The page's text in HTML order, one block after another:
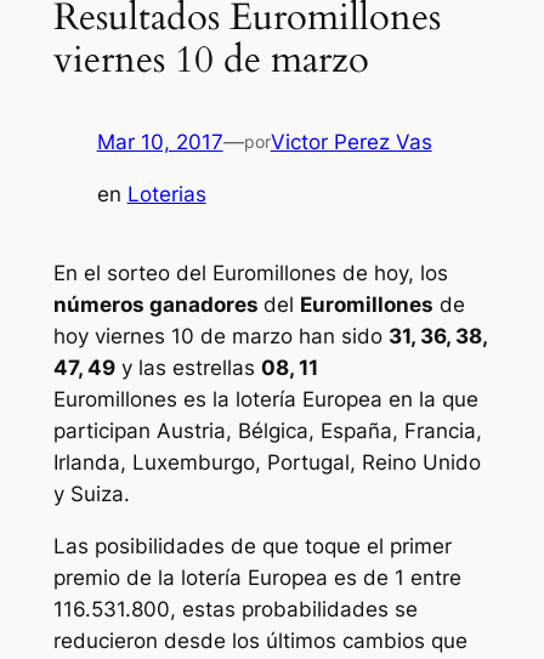
Resultados Euromillones
viernes 10 de marzo
Mar 10, 2017—porVictor Perez Vas
en Loterias
En el sorteo del Euromillones de hoy, los
números ganadores del Euromillones de
hoy viernes 10 de marzo han sido 31, 36, 38,
47, 49y las estrellas 08, 11
Euromillones es la lotería Europea en la que
participan Austria, Bélgica, España, Francia,
Irlanda, Luxemburgo, Portugal, Reino Unido
y Suiza.
Las posibilidades de que toque el primer
premio de la lotería Europea es de 1 entre
116.531.800, estas probabilidades se
reducieron desde los últimos cambios que